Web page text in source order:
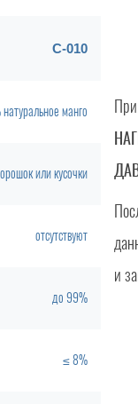
С-010
манго
или кусочки
отсутствуют
до 99%
≤ 8%
и